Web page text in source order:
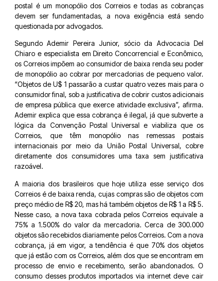
postal é um monopólio dos Correios e todas as cobranças
devem ser fundamentadas, a nova exigência está sendo
questionada por advogados.
Segundo Ademir Pereira Junior, sócio da Advocacia Del
Chiaro e especialista em Direito Concorrencial e Econômico,
os Correios impõem ao consumidor de baixa renda seu poder
de monopólio ao cobrar por mercadorias de pequeno valor.
“Objetos de U$ 1 passarão a custar quatro vezes mais para o
consumidor final, sob a justificativa de cobrir custos adicionais
de empresa pública que exerce atividade exclusiva”, afirma.
Ademir explica que essa cobrança é ilegal, já que subverte a
lógica da Convenção Postal Universal e viabiliza que os
Correios, que têm monopólio nas remessas postais
internacionais por meio da União Postal Universal, cobre
diretamente dos consumidores uma taxa sem justificativa
razoável.
A maioria dos brasileiros que hoje utiliza esse serviço dos
Correios é de baixa renda, cujas compras são de objetos com
preço médio de R$ 20, mas há também objetos de R$ 1 a R$ 5.
Nesse caso, a nova taxa cobrada pelos Correios equivale a
75% a 1.500% do valor da mercadoria. Cerca de 300.000
objetos são recebidos diariamente pelos Correios. Com a nova
cobrança, já em vigor, a tendência é que 70% dos objetos
que já estão com os Correios, além dos que se encontram em
processo de envio e recebimento, serão abandonados. O
consumo desses produtos importados via internet deve cair